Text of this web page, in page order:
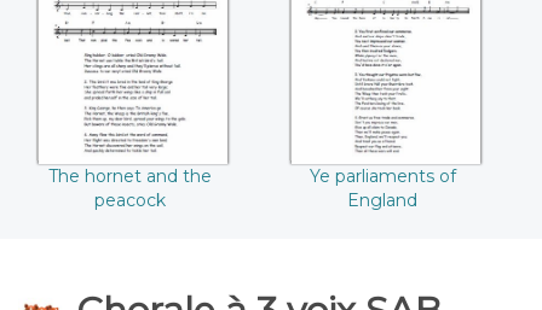
the peacock
The hornet and the
peacock
England
Ye parliaments of
England